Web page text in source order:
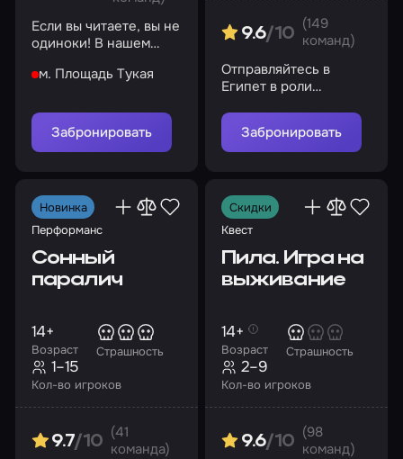
Если вы читаете, вы не
одиноки! В нашем
вода, кров и
м. Площадь Тукая
Забронировать
9.6/10
(149
команд)
Отправляйтесь в
Египет в роли
тайну первого чуда
света
Забронировать
Новинка
Перформанс
Сонный
паралич
Возраст
14+
Страшность
Кол-во игроков
1–15
9.7/10
(41
команда)
Скидки
Квест
Пила. Игра на
выживание
Возраст
14+
Страшность
Кол-во игроков
2–9
9.6/10
(98
команд)